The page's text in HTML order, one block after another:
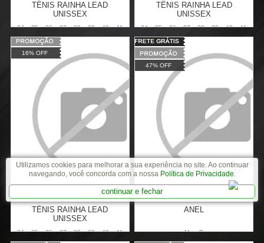
TÊNIS RAINHA LEAD
UNISSEX
34 35 36 37 38 39 40
41
42
Varejo: R$ 149,90
Atacado: R$
de
Cat: MASCULINO
COMPRAR
TÊNIS RAINHA LEAD
UNISSEX
34 35 36 37 38 39 40
41
42
Varejo: R$ 149,90
Atacado: R$
de
Cat: MASCULINO
COMPRAR
16% OFF
TÊNIS RAINHA LEAD
UNISSEX
34 35 36 37 38 39 40
41
47% OFF
ANEL
M P
Utilizamos cookies para melhorar a sua experiência no site. Ao continuar
navegando, você concorda com a nossa Política de Privacidade.
continuar e fechar